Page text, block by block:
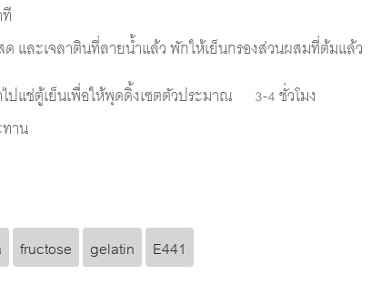
ด และเจลาตินที่ลายน้ำแล้ว พักให้เย็นกรองส่วนผสมที่ต้มแล้ว
ไปแช่ตู้เย็นเพื่อให้พุดดิ้งเซตตัวประมาณ 3-4 ชั่วโมง
าน
fructose gelatin E441